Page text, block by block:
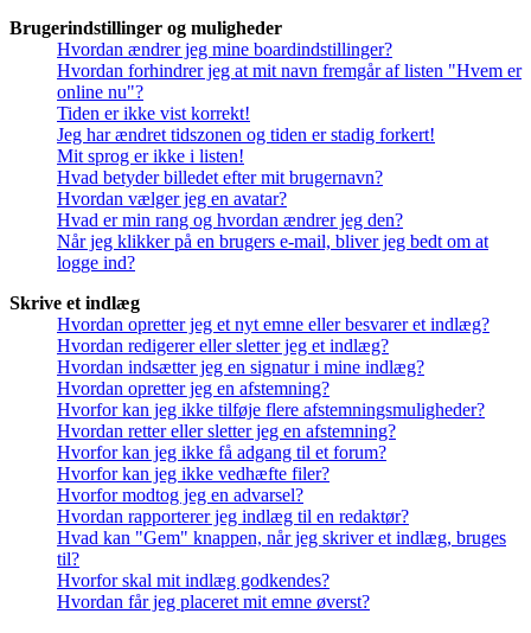
Brugerindstillinger og muligheder
Hvordan ændrer jeg mine boardindstillinger?
Hvordan forhindrer jeg at mit navn fremgår af listen "Hvem er
online nu"?
Tiden er ikke vist korrekt!
Jeg har ændret tidszonen og tiden er stadig forkert!
Mit sprog er ikke i listen!
Hvad betyder billedet efter mit brugernavn?
Hvordan vælger jeg en avatar?
Hvad er min rang og hvordan ændrer jeg den?
Når jeg klikker på en brugers e-mail, bliver jeg bedt om at
logge ind?
Skrive et indlæg
Hvordan opretter jeg et nyt emne eller besvarer et indlæg?
Hvordan redigerer eller sletter jeg et indlæg?
Hvordan indsætter jeg en signatur i mine indlæg?
Hvordan opretter jeg en afstemning?
Hvorfor kan jeg ikke tilføje flere afstemningsmuligheder?
Hvordan retter eller sletter jeg en afstemning?
Hvorfor kan jeg ikke få adgang til et forum?
Hvorfor kan jeg ikke vedhæfte filer?
Hvorfor modtog jeg en advarsel?
Hvordan rapporterer jeg indlæg til en redaktør?
Hvad kan "Gem" knappen, når jeg skriver et indlæg, bruges
til?
Hvorfor skal mit indlæg godkendes?
Hvordan får jeg placeret mit emne øverst?